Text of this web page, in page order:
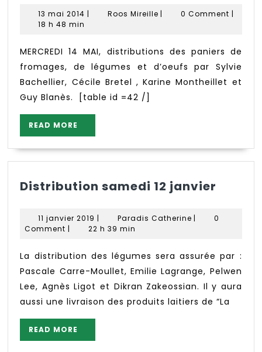
à
semaine
20
–
13 mai 2014 13| Roos MireilleRoos
| 0 Comment |
18 h 48 min
MERCREDI 14 MAI, distributions des paniers de
fromages, de légumes et d’oeufs par Sylvie
Bachellier, Cécile Bretel , Karine Montheillet et
Guy Blanès. [table id =42 /]
READ MORE
MORE
Distribution samedi 12 janvier
12
11 janvier 2019 11
janvier
| Paradis CatherineParadis
|
0
Comment | 22 h 39 min
La distribution des légumes sera assurée par :
Pascale Carre-Moullet, Emilie Lagrange, Pelwen
Lee, Agnès Ligot et Dikran Zakeossian. Il y aura
aussi une livraison des produits laitiers de “La
READ MORE
MORE